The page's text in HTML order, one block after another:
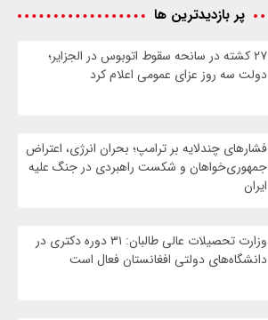
پر بازدیدترین ها
۲۷ کشته در سانحه سقوط اتوبوس در الجزایر؛
دولت سه روز عزای عمومی اعلام کرد
فشارهای چندلایه بر ترامپ؛ بحران انرژی، اعتراض
جمهوری‌خواهان و شکست راهبردی در جنگ علیه
ایران
وزارت تحصیلات عالی طالبان: ۳۱ دوره دکتری در
دانشگاه‌های دولتی افغانستان فعال است